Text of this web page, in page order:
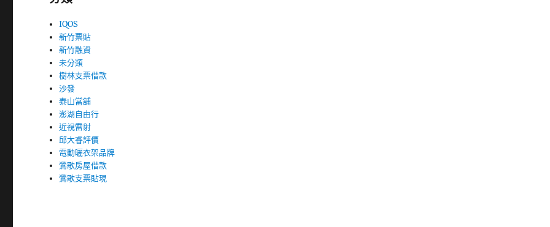
IQOS
新竹票貼
新竹融資
未分類
樹林支票借款
沙發
泰山當舖
澎湖自由行
近視雷射
邱大睿評價
電動曬衣架品牌
鶯歌房屋借款
鶯歌支票貼現